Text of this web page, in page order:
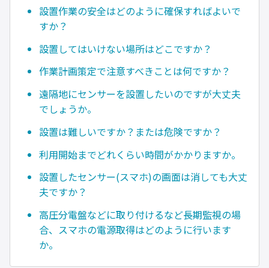
設置作業の安全はどのように確保すればよいで
すか？
設置してはいけない場所はどこですか？
作業計画策定で注意すべきことは何ですか？
遠隔地にセンサーを設置したいのですが大丈夫
でしょうか。
設置は難しいですか？または危険ですか？
利用開始までどれくらい時間がかかりますか。
設置したセンサー(スマホ)の画面は消しても大丈
夫ですか？
高圧分電盤などに取り付けるなど長期監視の場
合、スマホの電源取得はどのように行います
か。